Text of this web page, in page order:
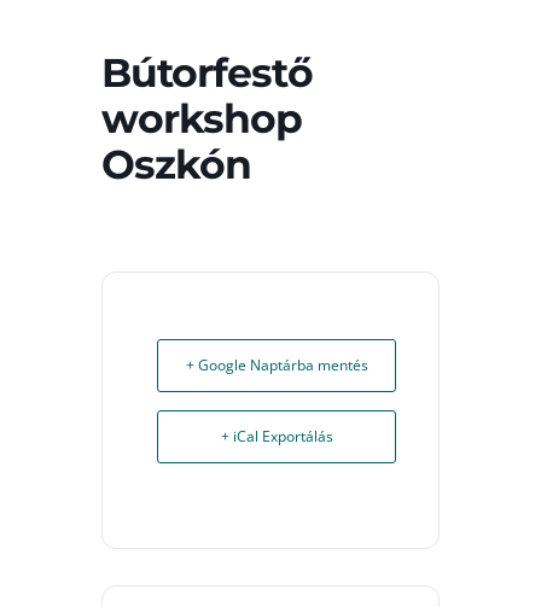
Bútorfestő
workshop
Oszkón
+ Google Naptárba mentés
+ iCal Exportálás